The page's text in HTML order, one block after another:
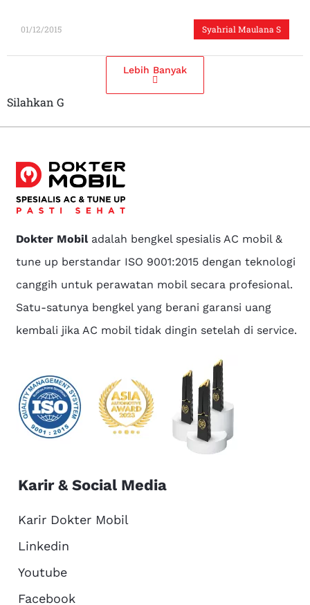
Syahrial Maulana S
01/12/2015
Lebih Banyak
Silahkan G
Dokter Mobiladalah bengkel spesialis AC mobil &
tune up berstandar ISO 9001:2015 dengan teknologi
canggih untuk perawatan mobil secara profesional.
Satu-satunya bengkel yang berani garansi uang
kembali jika AC mobil tidak dingin setelah di service.
Karir & Social Media
Karir Dokter Mobil
Linkedin
Youtube
Facebook